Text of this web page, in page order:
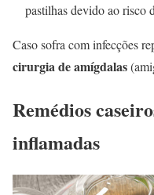
pastilhas devido ao risco
Caso sofra com infecções
cirurgia de amígdalas
Remédios
inflamadas